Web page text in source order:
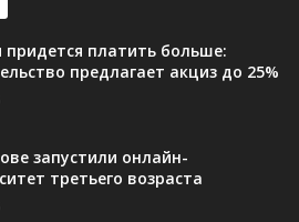
придется платить больше:
предлагает акциз до 25%
запустили онлайн-
третьего возраста